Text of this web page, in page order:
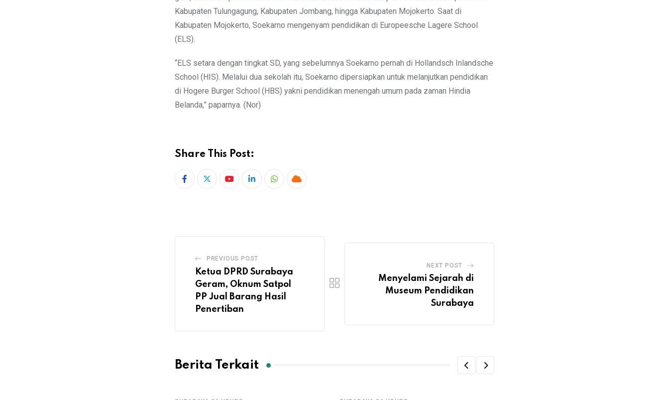
Kabupaten Tulungagung, Kabupaten Jombang, hingga Kabupaten Mojokerto. Saat di
Kabupaten Mojokerto, Soekarno mengenyam pendidikan di Europeesche Lagere School
(ELS).
“ELS setara dengan tingkat SD, yang sebelumnya Soekarno pernah di Hollandsch Inlandsche
School (HIS). Melalui dua sekolah itu, Soekarno dipersiapkan untuk melanjutkan pendidikan
di Hogere Burger School (HBS) yakni pendidikan menengah umum pada zaman Hindia
Belanda,” paparnya. (Nor)
Share This Post:
PREVIOUS POST
Ketua DPRD Surabaya
Geram, Oknum Satpol
PP Jual Barang Hasil
Penertiban
NEXT POST
Menyelami Sejarah di
Museum Pendidikan
Surabaya
Berita Terkait